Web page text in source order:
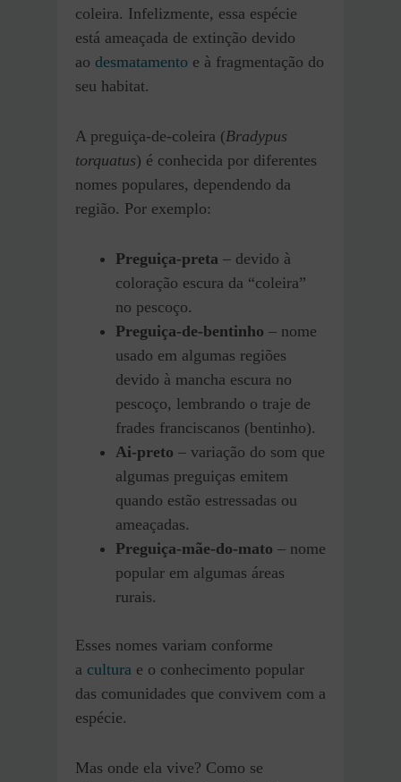
coleira. Infelizmente, essa espécie
está ameaçada de extinção devido
ao desmatamento e à fragmentação do
seu habitat.
A preguiça-de-coleira (Bradypus
torquatus) é conhecida por diferentes
nomes populares, dependendo da
região. Por exemplo:
Preguiça-preta – devido à
coloração escura da “coleira”
no pescoço.
Preguiça-de-bentinho – nome
usado em algumas regiões
devido à mancha escura no
pescoço, lembrando o traje de
frades franciscanos (bentinho).
Ai-preto – variação do som que
algumas preguiças emitem
quando estão estressadas ou
ameaçadas.
Preguiça-mãe-do-mato – nome
popular em algumas áreas
rurais.
Esses nomes variam conforme
a cultura e o conhecimento popular
das comunidades que convivem com a
espécie.
Mas onde ela vive? Como se